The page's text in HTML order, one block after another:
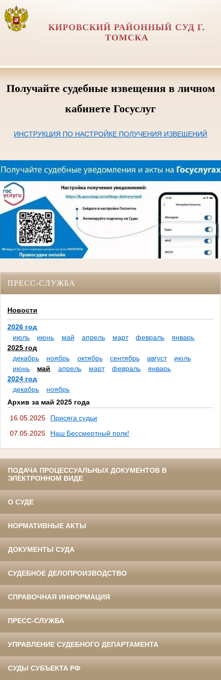
КИРОВСКИЙ РАЙОННЫЙ СУД Г.
ТОМСКА
Получайте судебные извещения в личном
кабинете Госуслуг
ИНСТРУКЦИЯ ПО НАСТРОЙКЕ ПОЛУЧЕНИЯ ИЗВЕЩЕНИЙ
ПРЕСС-СЛУЖБА
Новости
2026 год
июль
июнь май апрель март февраль
январь
2025 год
декабрь
ноябрь октябрь сентябрь август
июль
июнь
май апрель март февраль
январь
2024 год
декабрь
ноябрь
Архив за май 2025 года
16.05.2025
Присяга судьи
07.05.2025
Наш Бессмертный полк!
ПОДАЧА ПРОЦЕССУАЛЬНЫХ ДОКУМЕНТОВ В
ЭЛЕКТРОННОМ ВИДЕ
О СУДЕ
НОРМАТИВНЫЕ АКТЫ
ДОКУМЕНТЫ СУДА
СУДЕБНОЕ ДЕЛОПРОИЗВОДСТВО
СПРАВОЧНАЯ ИНФОРМАЦИЯ
ПРЕСС-СЛУЖБА
УПРАВЛЕНИЕ СУДЕБНОГО ДЕПАРТАМЕНТА
СУДЫ СУБЪЕКТА РФ